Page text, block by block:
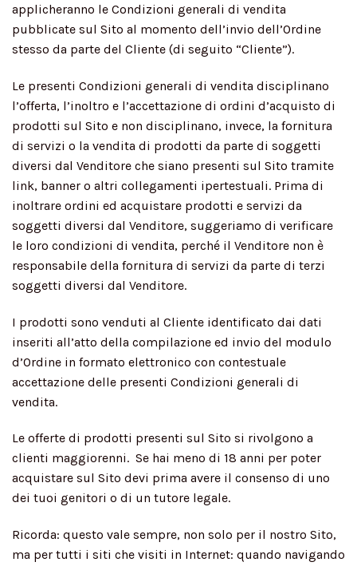
applicheranno le Condizioni generali di vendita
pubblicate sul Sito al momento dell’invio dell’Ordine
stesso da parte del Cliente (di seguito “Cliente”).
Le presenti Condizioni generali di vendita disciplinano
l’offerta, l’inoltro e l’accettazione di ordini d’acquisto di
prodotti sul Sito e non disciplinano, invece, la fornitura
di servizi o la vendita di prodotti da parte di soggetti
diversi dal Venditore che siano presenti sul Sito tramite
link, banner o altri collegamenti ipertestuali. Prima di
inoltrare ordini ed acquistare prodotti e servizi da
soggetti diversi dal Venditore, suggeriamo di verificare
le loro condizioni di vendita, perché il Venditore non è
responsabile della fornitura di servizi da parte di terzi
soggetti diversi dal Venditore.
I prodotti sono venduti al Cliente identificato dai dati
inseriti all’atto della compilazione ed invio del modulo
d’Ordine in formato elettronico con contestuale
accettazione delle presenti Condizioni generali di
vendita.
Le offerte di prodotti presenti sul Sito si rivolgono a
clienti maggiorenni. Se hai meno di 18 anni per poter
acquistare sul Sito devi prima avere il consenso di uno
dei tuoi genitori o di un tutore legale.
Ricorda: questo vale sempre, non solo per il nostro Sito,
ma per tutti i siti che visiti in Internet: quando navigando